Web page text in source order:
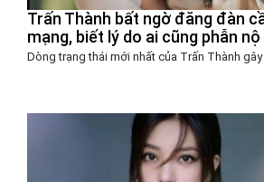
Trấn Thành bất ngờ đăng đàn
mạng, biết lý do ai cũng phẫn nộ
Dòng trạng thái mới nhất của Trấn Thành gây